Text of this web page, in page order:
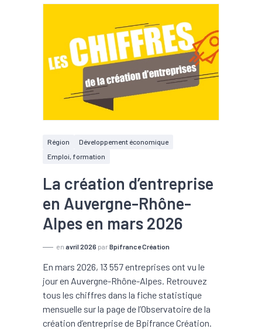
Région
Développement économique
Emploi, formation
La création d’entreprise
en Auvergne-Rhône-
Alpes en mars 2026
en avril 2026 par Bpifrance Création
En mars 2026, 13 557 entreprises ont vu le
jour en Auvergne-Rhône-Alpes. Retrouvez
tous les chiffres dans la fiche statistique
mensuelle sur la page de l’Observatoire de la
création d’entreprise de Bpifrance Création.